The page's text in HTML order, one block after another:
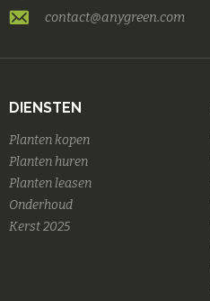
contact@anygreen.com
DIENSTEN
Planten kopen
Planten huren
Planten leasen
Onderhoud
Kerst 2025